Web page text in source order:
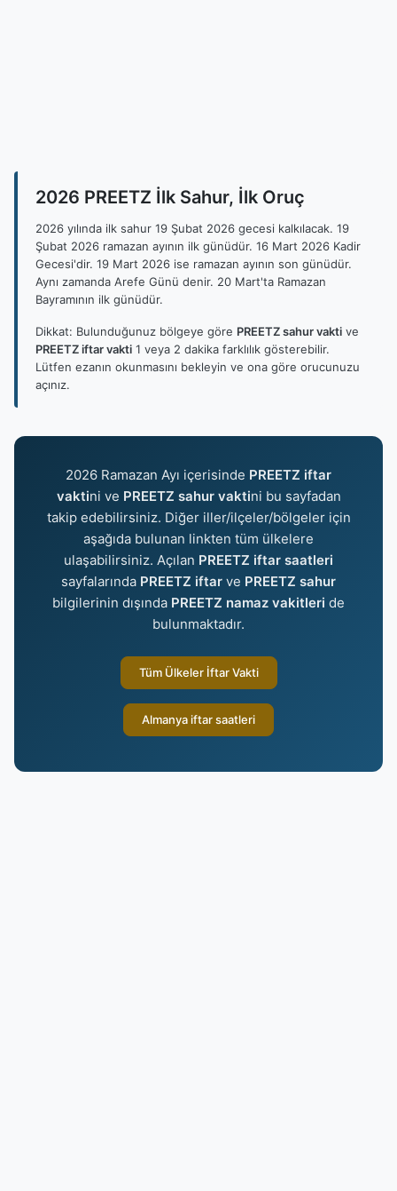
2026 PREETZ İlk Sahur, İlk Oruç
2026 yılında ilk sahur 19 Şubat 2026 gecesi kalkılacak. 19
Şubat 2026 ramazan ayının ilk günüdür. 16 Mart 2026 Kadir
Gecesi'dir. 19 Mart 2026 ise ramazan ayının son günüdür.
Aynı zamanda Arefe Günü denir. 20 Mart'ta Ramazan
Bayramının ilk günüdür.
Dikkat: Bulunduğunuz bölgeye göre PREETZ sahur vakti ve
PREETZ iftar vakti 1 veya 2 dakika farklılık gösterebilir.
Lütfen ezanın okunmasını bekleyin ve ona göre orucunuzu
açınız.
2026 Ramazan Ayı içerisinde PREETZ iftar
vaktini ve PREETZ sahur vaktini bu sayfadan
takip edebilirsiniz. Diğer iller/ilçeler/bölgeler için
aşağıda bulunan linkten tüm ülkelere
ulaşabilirsiniz. Açılan PREETZ iftar saatleri
sayfalarında PREETZ iftar ve PREETZ sahur
bilgilerinin dışında PREETZ namaz vakitleri de
bulunmaktadır.
Tüm Ülkeler İftar Vakti
Almanya iftar saatleri